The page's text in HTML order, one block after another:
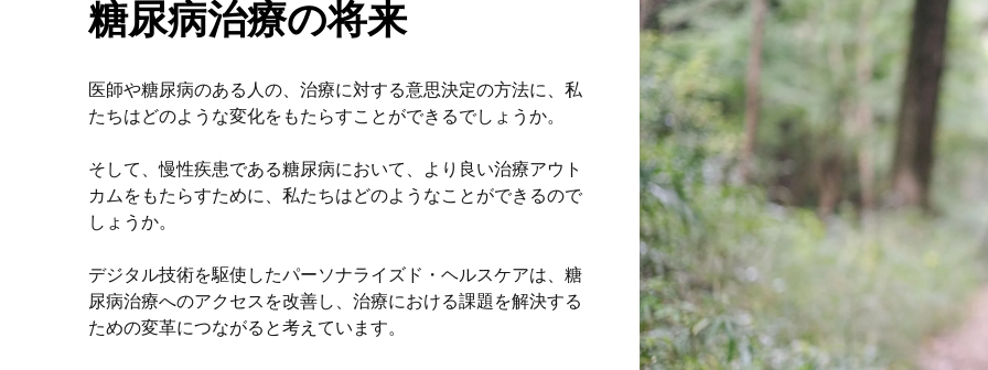
糖尿病治療の将来
医師や糖尿病のある人の、治療に対する意思決定の方法に、私
たちはどのような変化をもたらすことができるでしょうか。
そして、慢性疾患である糖尿病において、より良い治療アウト
カムをもたらすために、私たちはどのようなことができるので
しょうか。
デジタル技術を駆使したパーソナライズド・ヘルスケアは、糖
尿病治療へのアクセスを改善し、治療における課題を解決する
ための変革につながると考えています。